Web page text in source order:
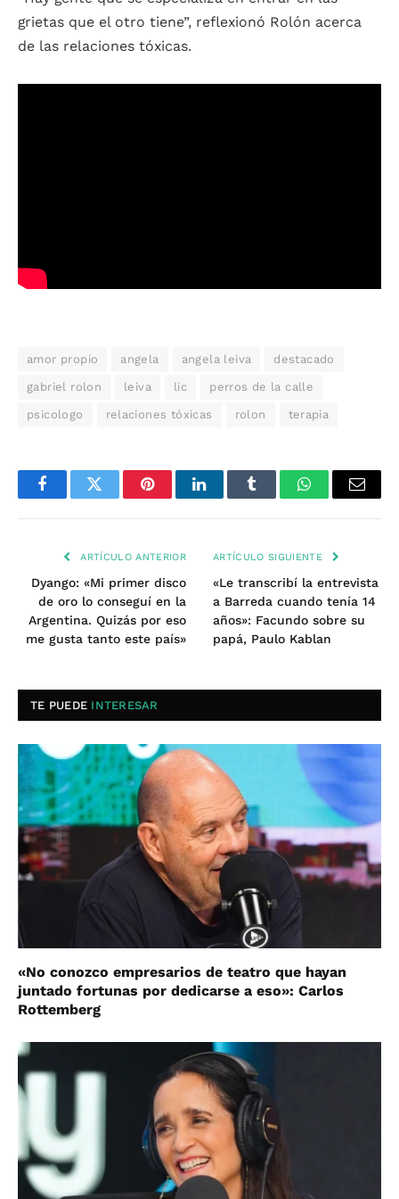
grietas que el otro tiene”, reflexionó Rolón acerca
de las relaciones tóxicas.
amor propio angela angela leiva destacado
gabriel rolon leiva lic perros de la calle
psicologo relaciones tóxicas rolon terapia
FacebookTwitter PinterestLinkedInTumblr WhatsAppEmail
ARTÍCULO ANTERIOR
Dyango: «Mi primer disco
de oro lo conseguí en la
Argentina. Quizás por eso
me gusta tanto este país»
ARTÍCULO SIGUIENTE
«Le transcribí la entrevista
a Barreda cuando tenía 14
años»: Facundo sobre su
papá, Paulo Kablan
TE PUEDE INTERESAR
«No conozco empresarios de teatro que hayan
juntado fortunas por dedicarse a eso»: Carlos
Rottemberg